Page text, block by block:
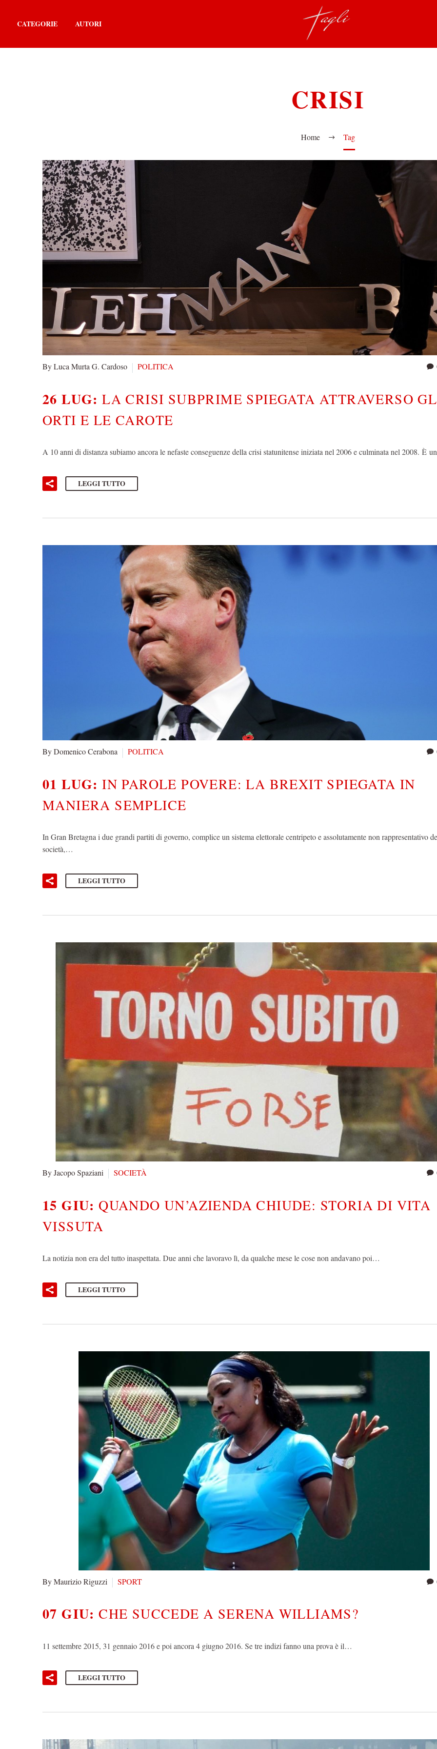
CATEGORIE AUTORI
CRISI
Home Tag
By Luca Murta G. Cardoso POLITICA
26 LUG:LA CRISI SUBPRIME SPIEGATA ATTRAVERSO
ORTI E LE CAROTE
A 10 anni di distanza subiamo ancora le nefaste conseguenze della crisi statunitense iniziata nel 2006 e culminata nel 2008. È
LEGGI TUTTO
By Domenico Cerabona POLITICA
01 LUG:IN PAROLE POVERE: LA BREXIT SPIEGATA IN
MANIERA SEMPLICE
In Gran Bretagna i due grandi partiti di governo, complice un sistema elettorale centripeto e assolutamente non rappresentativo
società,…
LEGGI TUTTO
By Jacopo Spaziani SOCIETÀ
15 GIU: QUANDO UN’AZIENDA CHIUDE: STORIA DI VITA
VISSUTA
La notizia non era del tutto inaspettata. Due anni che lavoravo lì, da qualche mese le cose non andavano poi…
LEGGI TUTTO
By Maurizio Riguzzi SPORT
07 GIU:CHE SUCCEDE A SERENA WILLIAMS?
11 settembre 2015, 31 gennaio 2016 e poi ancora 4 giugno 2016. Se tre indizi fanno una prova è il…
LEGGI TUTTO